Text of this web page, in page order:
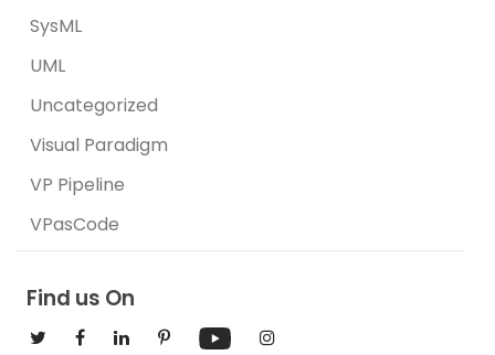
SysML
UML
Uncategorized
Visual Paradigm
VP Pipeline
VPasCode
Find us On